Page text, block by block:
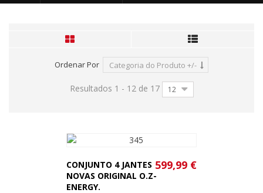
Ordenar Por Categoria do Produto +/-
Resultados 1 - 12 de 17 12
CONJUNTO 4 JANTES
NOVAS ORIGINAL O.Z-
ENERGY.
599,99 €